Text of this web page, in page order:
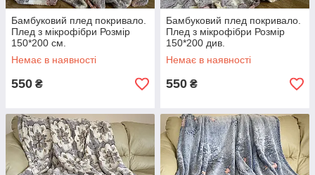
Бамбуковий плед покривало.
Плед з мікрофібри Розмір
150*200 см.
Немає в наявності
550 ₴
Бамбуковий плед покривало.
Плед з мікрофібри Розмір
150*200 див.
Немає в наявності
550 ₴